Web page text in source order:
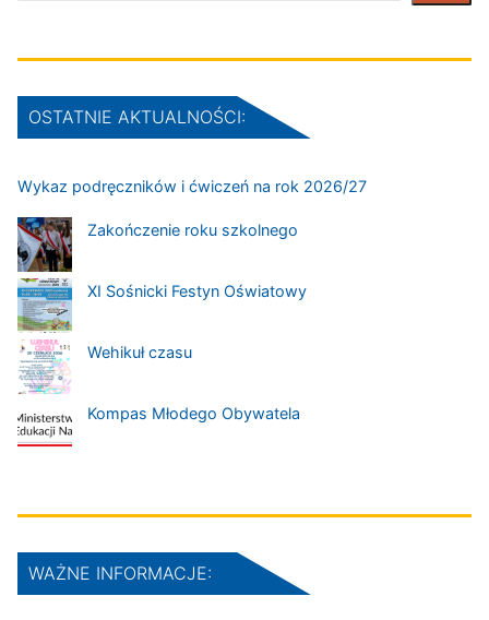
OSTATNIE AKTUALNOŚCI:
Wykaz podręczników i ćwiczeń na rok 2026/27
Zakończenie roku szkolnego
XI Sośnicki Festyn Oświatowy
Wehikuł czasu
Kompas Młodego Obywatela
WAŻNE INFORMACJE: